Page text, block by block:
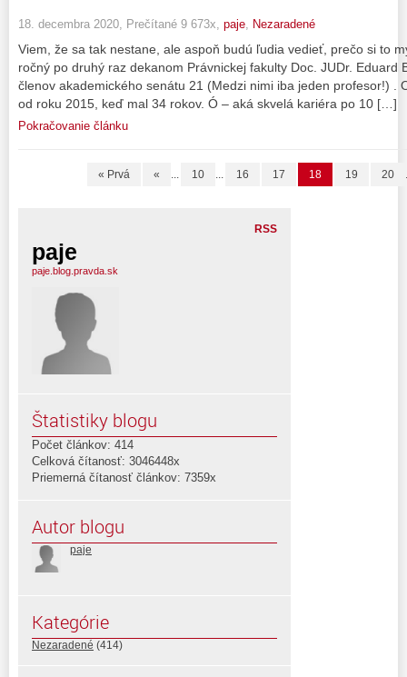
18. decembra 2020, Prečítané 9 673x, paje, Nezaradené
Viem, že sa tak nestane, ale aspoň budú ľudia vedieť, prečo si to
ročný po druhý raz dekanom Právnickej fakulty Doc. JUDr. Eduard
členov akademického senátu 21 (Medzi nimi iba jeden profesor!) .
od roku 2015, keď mal 34 rokov. Ó – aká skvelá kariéra po 10 […]
Pokračovanie článku
« Prvá « ... 10 ... 16 17 18 19 20
RSS
paje
paje.blog.pravda.sk
Štatistiky blogu
Počet článkov: 414
Celková čítanosť: 3046448x
Priemerná čítanosť článkov: 7359x
Autor blogu
paje
Kategórie
Nezaradené (414)